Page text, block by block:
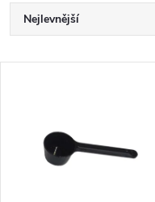
Ř
a
Nejlevnější